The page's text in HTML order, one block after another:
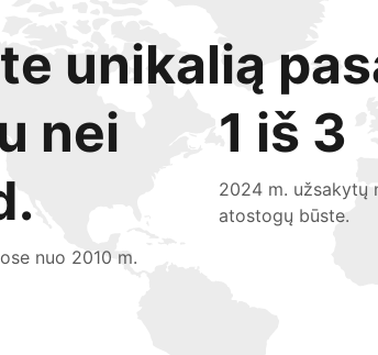
unikalią
nei
nuo 2010 m.
1 iš 3
2024 m. užsakytų
atostogų būste.